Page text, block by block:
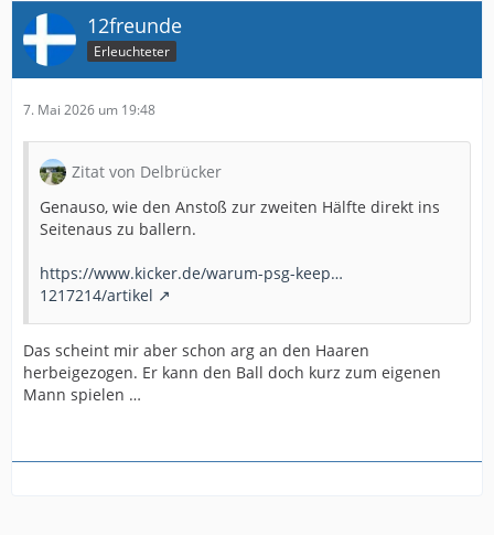
12freunde
Erleuchteter
7. Mai 2026 um 19:48
Zitat von Delbrücker
Genauso, wie den Anstoß zur zweiten Hälfte direkt ins
Seitenaus zu ballern.
https://www.kicker.de/warum-psg-keep…
1217214/artikel
Das scheint mir aber schon arg an den Haaren
herbeigezogen. Er kann den Ball doch kurz zum eigenen
Mann spielen …